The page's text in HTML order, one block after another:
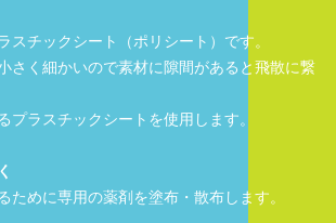
スチックシート（ポリシート）です。
さく細かいので素材に隙間があると飛散に繋
プラスチックシートを使用します。
ために専用の薬剤を塗布・散布します。